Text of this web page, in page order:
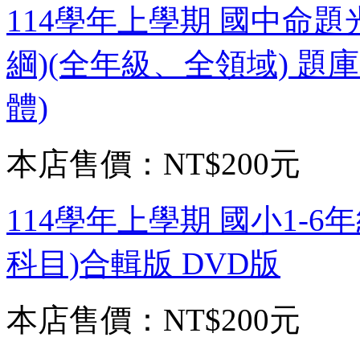
114學年上學期 國中命題
綱)(全年級、全領域) 題
體)
本店售價： NT$200元
114學年上學期 國小1-6
科目)合輯版 DVD版
本店售價： NT$200元